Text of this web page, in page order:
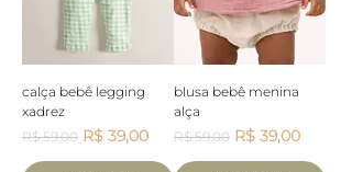
calça bebê legging
xadrez
Preço normal
R$ 59,00 Preço promocional
R$ 39,00
blusa bebê menina
alça
Preço normal
R$ 59,00 Preço
R$ 39,00